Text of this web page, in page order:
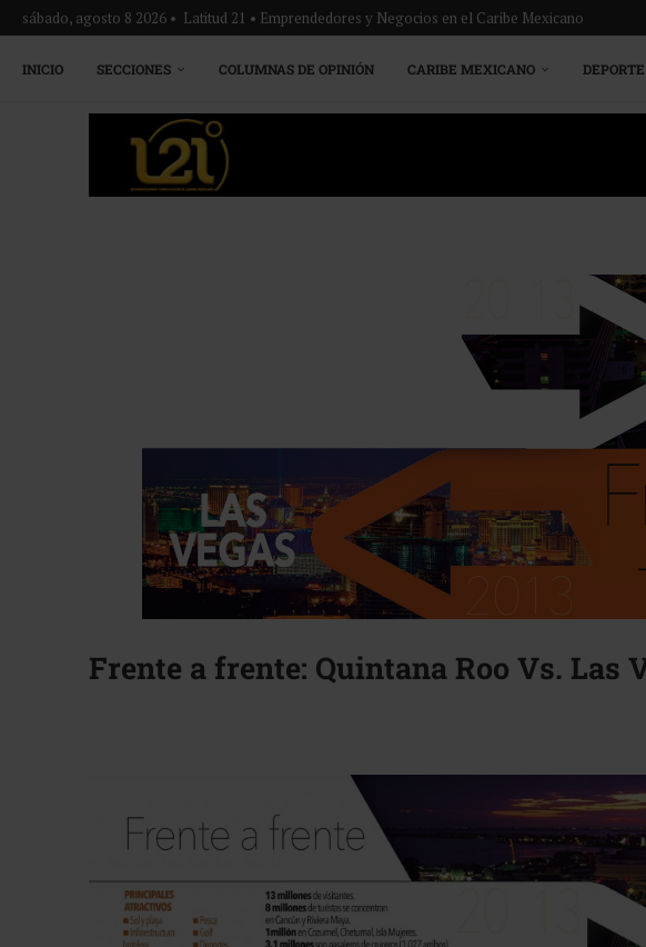
sábado, agosto 8 2026 • Latitud 21 • Emprendedores y Negocios en el Caribe Mexicano
INICIO SECCIONES COLUMNAS DE OPINIÓN CARIBE MEXICANO
Frente a frente: Quintana Roo Vs. Las